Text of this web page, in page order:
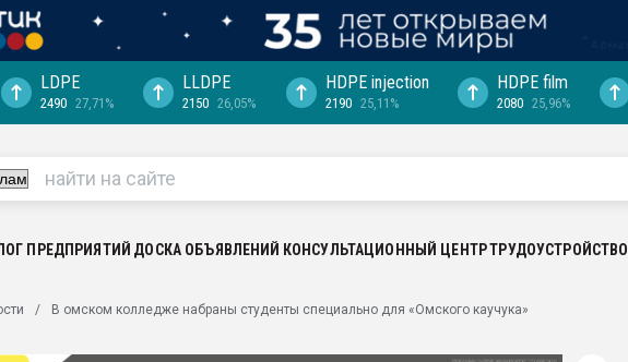
LDPE
2490 27,71%
LLDPE
2150 26,05%
HDPE injection
2190 25,11%
HDPE film
2080 25,96%
ПРЕДПРИЯТИЙ ДОСКА ОБЪЯВЛЕНИЙ КОНСУЛЬТАЦИОННЫЙ ЦЕНТРТРУДОУСТРОЙСТВО
В омском колледже набраны студенты специально для «Омского каучука»